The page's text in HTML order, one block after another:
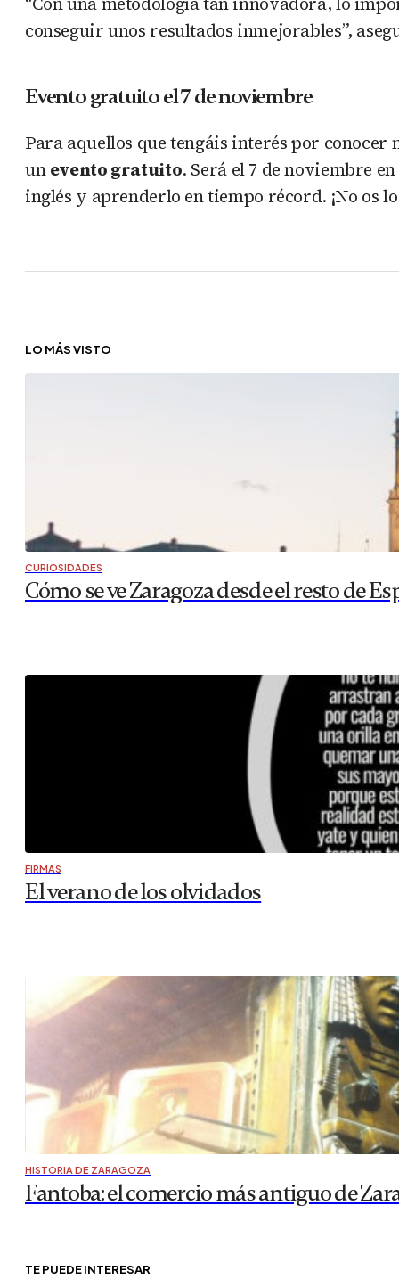
conseguir unos resultados inmejorables”,
Evento gratuito el 7 de noviembre
Para aquellos que tengáis interés por
unevento gratuito. Será el 7 de noviembre
inglés y aprenderlo en tiempo récord. ¡No os
LO MÁS VISTO
CURIOSIDADES
Cómo se ve Zaragoza desde el resto de
FIRMAS
El verano de los olvidados
HISTORIA DE ZARAGOZA
Fantoba: el comercio más antiguo de
TE PUEDE INTERESAR